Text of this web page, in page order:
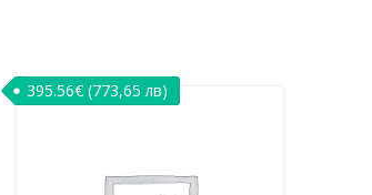
395.56€ (773,65 лв)